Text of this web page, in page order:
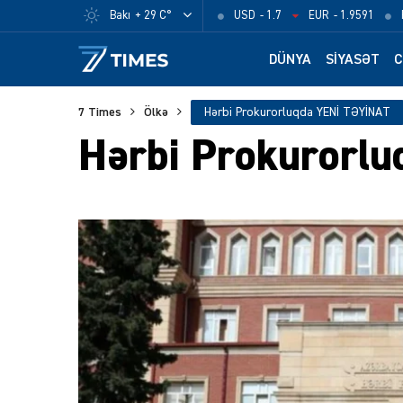
Bakı + 29 C° USD - 1.7 EUR - 1.9591
DÜNYA SIYASƏT
7 Times Ölkə Hərbi Prokurorluqda YENİ TƏYİNAT
Hərbi